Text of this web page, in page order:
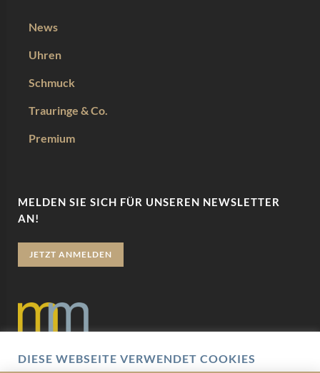
News
Uhren
Schmuck
Trauringe & Co.
Premium
MELDEN SIE SICH FÜR UNSEREN NEWSLETTER
AN!
JETZT ANMELDEN
DIESE WEBSEITE VERWENDET COOKIES